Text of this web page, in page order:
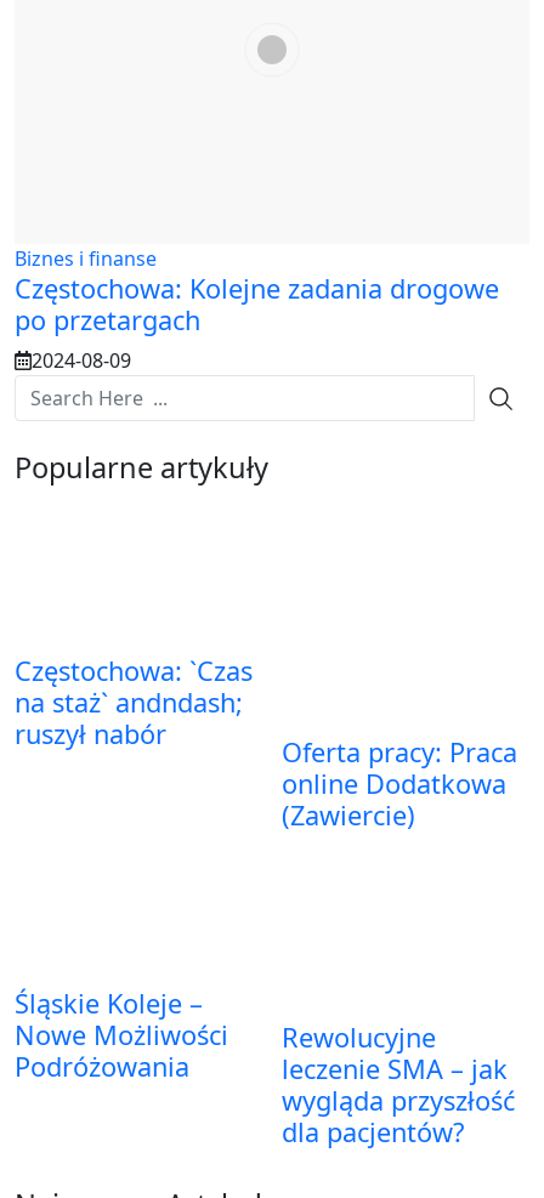
Biznes i finanse
Częstochowa: Kolejne zadania drogowe
po przetargach
2024-08-09
Popularne artykuły
Częstochowa: `Czas
na staż` andndash;
ruszył nabór
Oferta pracy: Praca
online Dodatkowa
(Zawiercie)
Śląskie Koleje –
Nowe Możliwości
Podróżowania
Rewolucyjne
leczenie SMA – jak
wygląda przyszłość
dla pacjentów?